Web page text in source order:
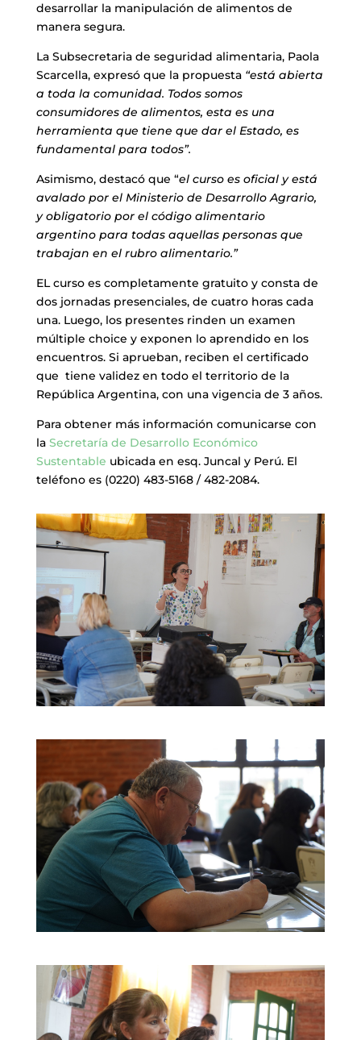
desarrollar la manipulación de alimentos de
manera segura.
La Subsecretaria de seguridad alimentaria, Paola
Scarcella, expresó que la propuesta “está abierta
a toda la comunidad. Todos somos
consumidores de alimentos, esta es una
herramienta que tiene que dar el Estado, es
fundamental para todos”.
Asimismo, destacó que “el curso es oficial y está
avalado por el Ministerio de Desarrollo Agrario,
y obligatorio por el código alimentario
argentino para todas aquellas personas que
trabajan en el rubro alimentario.”
EL curso es completamente gratuito y consta de
dos jornadas presenciales, de cuatro horas cada
una. Luego, los presentes rinden un examen
múltiple choice y exponen lo aprendido en los
encuentros. Si aprueban, reciben el certificado
que tiene validez en todo el territorio de la
República Argentina, con una vigencia de 3 años.
Para obtener más información comunicarse con
la Secretaría de Desarrollo Económico
Sustentable ubicada en esq. Juncal y Perú. El
teléfono es (0220) 483-5168 / 482-2084.